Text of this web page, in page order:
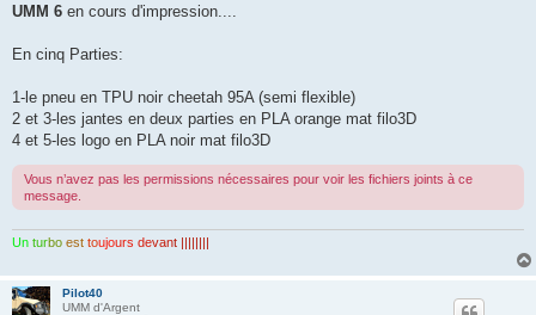
s
g
UMM 6 en cours d'impression....
En cinq Parties:
1-le pneu en TPU noir cheetah 95A (semi flexible)
2 et 3-les jantes en deux parties en PLA orange mat filo3D
4 et 5-les logo en PLA noir mat filo3D
Vous n’avez pas les permissions nécessaires pour voir les fichiers joints à ce
message.
Un turbo est toujours devant ||||||||
Pilot40
UMM d'Argent